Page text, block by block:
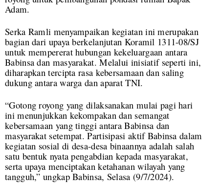
Adam.
Serka Ramli menyampaikan kegiatan ini merupakan
bagian dari upaya berkelanjutan Koramil 1311-08/SJ
untuk mempererat hubungan kekeluargaan antara
Babinsa dan masyarakat. Melalui inisiatif seperti ini,
diharapkan tercipta rasa kebersamaan dan saling
dukung antara warga dan aparat TNI.
“Gotong royong yang dilaksanakan mulai pagi hari
ini menunjukkan kekompakan dan semangat
kebersamaan yang tinggi antara Babinsa dan
masyarakat setempat. Partisipasi aktif Babinsa dalam
kegiatan sosial di desa-desa binaannya adalah salah
satu bentuk nyata pengabdian kepada masyarakat,
serta upaya menciptakan ketahanan wilayah yang
tangguh,” ungkap Babinsa, Selasa (9/7/2024).